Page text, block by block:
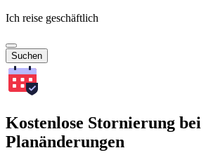
Ich reise geschäftlich
Suchen
Kostenlose Stornierung bei
Planänderungen